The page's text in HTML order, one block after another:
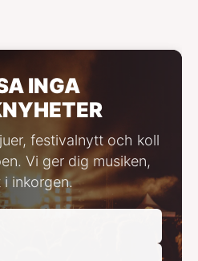
INGA
festivalnytt och koll
Vi ger dig musiken,
i inkorgen.